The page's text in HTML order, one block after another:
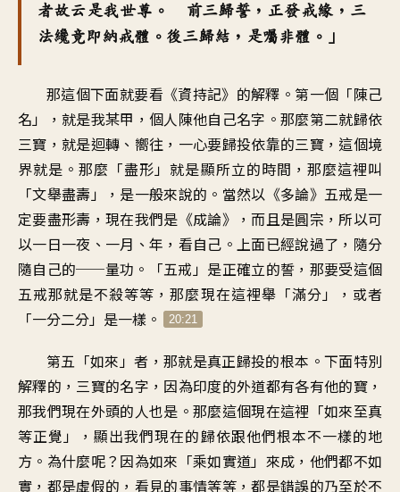
者故云是我世尊。 前三歸誓，正發戒緣，三
法纔竟即納戒體。後三歸結，是囑非體。」
那這個下面就要看《資持記》的解釋。第一個「陳己
名」，就是我某甲，個人陳他自己名字。那麼第二就歸依
三寶，就是迴轉、嚮往，一心要歸投依靠的三寶，這個境
界就是。那麼「盡形」就是顯所立的時間，那麼這裡叫
「文舉盡壽」，是一般來說的。當然以《多論》五戒是一
定要盡形壽，現在我們是《成論》，而且是圓宗，所以可
以一日一夜、一月、年，看自己。上面已經說過了，隨分
隨自己的──量功。「五戒」是正確立的誓，那要受這個
五戒那就是不殺等等，那麼現在這裡舉「滿分」，或者
「一分二分」是一樣。
20:21
第五「如來」者，那就是真正歸投的根本。下面特別
解釋的，三寶的名字，因為印度的外道都有各有他的寶，
那我們現在外頭的人也是。那麼這個現在這裡「如來至真
等正覺」，顯出我們現在的歸依跟他們根本不一樣的地
方。為什麼呢？因為如來「乘如實道」來成，他們都不如
實，都是虛假的，看見的事情等等，都是錯誤的乃至於不